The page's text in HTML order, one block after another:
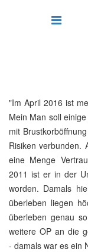
Der Ehemann von
"Im April 2016 ist
Mein Man soll
mit
Risiken verbunden.
eine Menge
2011 ist er in der
worden. Damals
überleben liegen
überleben genau
weitere OP an die
- damals war es ein